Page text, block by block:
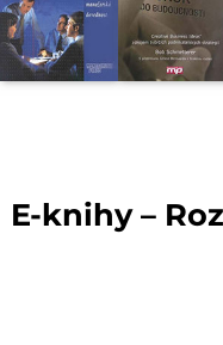
E-knihy –